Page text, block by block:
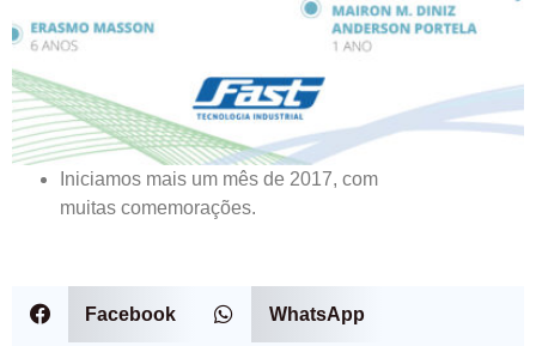
Iniciamos mais um mês de 2017, com
muitas comemorações.
Facebook WhatsApp